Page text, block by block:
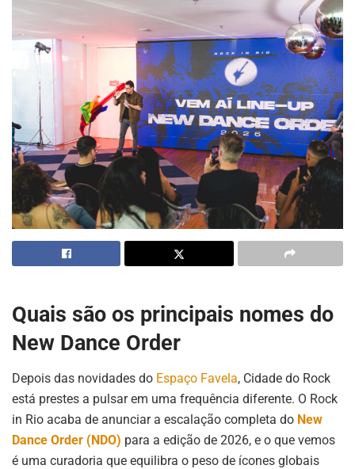
Quais são os principais nomes do
New Dance Order
Depois das novidades do Espaço Favela, Cidade do Rock
está prestes a pulsar em uma frequência diferente. O Rock
in Rio acaba de anunciar a escalação completa do New
Dance Order (NDO) para a edição de 2026, e o que vemos
é uma curadoria que equilibra o peso de ícones globais